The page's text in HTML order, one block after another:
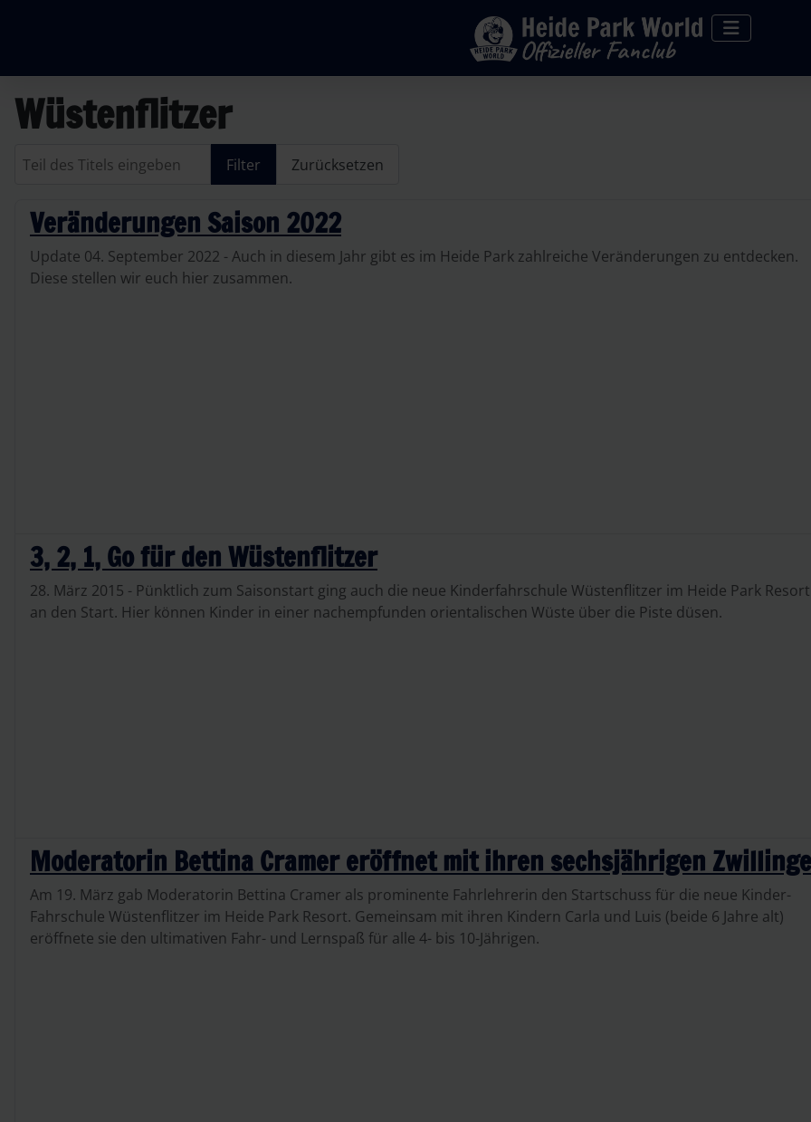
Wüstenflitzer
Teil des Titels eingeben
Filter Zurücksetzen
Veränderungen Saison 2022
Update 04. September 2022 - Auch in diesem Jahr gibt es im Heide Park zahlreiche Veränderungen zu entdecken.
Diese stellen wir euch hier zusammen.
3, 2, 1, Go für den Wüstenflitzer
28. März 2015 - Pünktlich zum Saisonstart ging auch die neue Kinderfahrschule Wüstenflitzer im Heide Park Resort
an den Start. Hier können Kinder in einer nachempfunden orientalischen Wüste über die Piste düsen.
Moderatorin Bettina Cramer eröffnet mit ihren sechsjährigen
Am 19. März gab Moderatorin Bettina Cramer als prominente Fahrlehrerin den Startschuss für die neue Kinder-
Fahrschule Wüstenflitzer im Heide Park Resort. Gemeinsam mit ihren Kindern Carla und Luis (beide 6 Jahre alt)
eröffnete sie den ultimativen Fahr- und Lernspaß für alle 4- bis 10-Jährigen.